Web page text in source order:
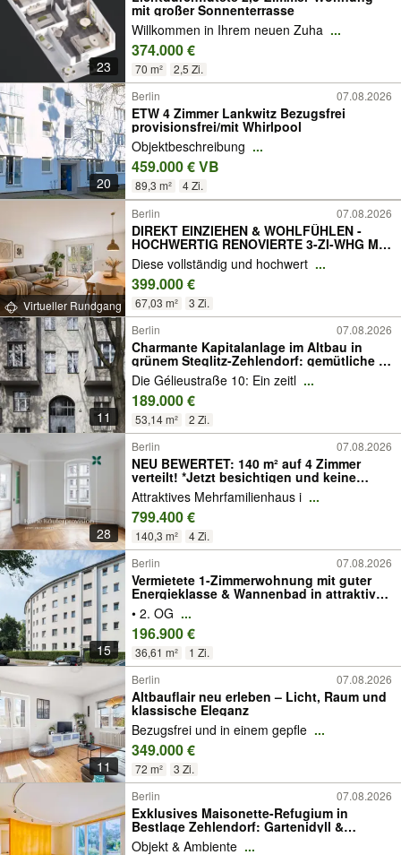
23
mit großer Sonnenterrasse
Willkommen in Ihrem neuen Zuha ...
374.000 €
70 m² 2,5 Zi.
20
Berlin 07.08.2026
ETW 4 Zimmer Lankwitz Bezugsfrei
provisionsfrei/mit Whirlpool
Objektbeschreibung ...
459.000 € VB
89,3 m² 4 Zi.
Virtueller Rundgang
Berlin 07.08.2026
DIREKT EINZIEHEN & WOHLFÜHLEN -
HOCHWERTIG RENOVIERTE 3-ZI-WHG MIT
SÜD-LOGGIA IM HERZEN VON STEGLITZ
Diese vollständig und hochwert ...
399.000 €
67,03 m² 3 Zi.
11
Berlin 07.08.2026
Charmante Kapitalanlage im Altbau in
grünem Steglitz-Zehlendorf: gemütliche 2-
Zi.-Wohnung, vermietet
Die Gélieustraße 10: Ein zeitl ...
189.000 €
53,14 m² 2 Zi.
28
Berlin 07.08.2026
NEU BEWERTET: 140 m² auf 4 Zimmer
verteilt! *Jetzt besichtigen und keine
Käuferprovision zahlen*
Attraktives Mehrfamilienhaus i ...
799.400 €
140,3 m² 4 Zi.
15
Berlin 07.08.2026
Vermietete 1-Zimmerwohnung mit guter
Energieklasse & Wannenbad in attraktiver
Lage
• 2. OG ...
196.900 €
36,61 m² 1 Zi.
11
Berlin 07.08.2026
Altbauflair neu erleben – Licht, Raum und
klassische Eleganz
Bezugsfrei und in einem gepfle ...
349.000 €
72 m² 3 Zi.
Berlin 07.08.2026
Exklusives Maisonette-Refugium in
Bestlage Zehlendorf: Gartenidyll &
flexibles Wohnkonzept
Objekt & Ambiente ...